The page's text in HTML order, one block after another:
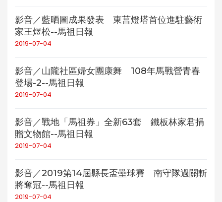
影音／藍晒圖成果發表 東莒燈塔首位進駐藝術
家王煜松--馬祖日報
2019-07-04
影音／山隴社區婦女團康舞 108年馬戰營青春
登場-2--馬祖日報
2019-07-04
影音／戰地「馬祖券」全新63套 鐵板林家君捐
贈文物館--馬祖日報
2019-07-04
影音／2019第14屆縣長盃壘球賽 南守隊過關斬
將奪冠--馬祖日報
2019-07-04